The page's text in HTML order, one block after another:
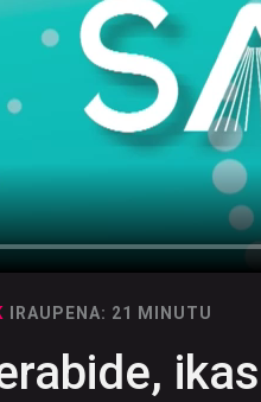
IRAUPENA: 21 MINUTU